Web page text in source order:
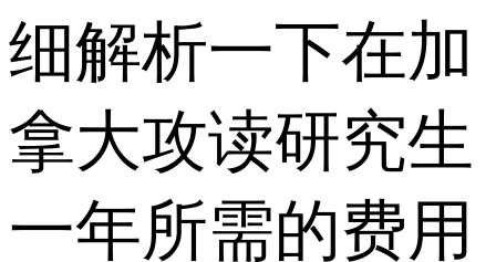
细解析一下在加
拿大攻读研究生
一年所需的费用